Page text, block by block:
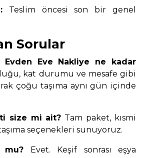
Teslim öncesi son bir genel
Sorular
Evden Eve Nakliye ne kadar
kat durumu ve mesafe gibi
çoğu taşıma aynı gün içinde
size mi ait? Tam paket, kısmi
seçenekleri sunuyoruz.
mu? Evet. Keşif sonrası eşya